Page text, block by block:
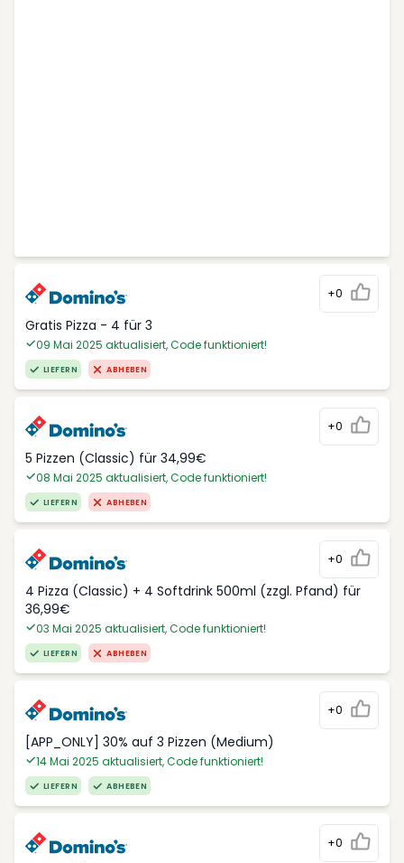
+0
Gratis Pizza - 4 für 3
09 Mai 2025 aktualisiert, Code funktioniert!
LIEFERN ABHEBEN
+0
5 Pizzen (Classic) für 34,99€
08 Mai 2025 aktualisiert, Code funktioniert!
LIEFERN ABHEBEN
+0
4 Pizza (Classic) + 4 Softdrink 500ml (zzgl. Pfand) für
36,99€
03 Mai 2025 aktualisiert, Code funktioniert!
LIEFERN ABHEBEN
+0
[APP_ONLY] 30% auf 3 Pizzen (Medium)
14 Mai 2025 aktualisiert, Code funktioniert!
LIEFERN ABHEBEN
+0